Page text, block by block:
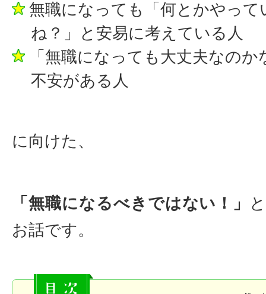
無職になっても「何とかやって
ね？」と安易に考えている人
「無職になっても大丈夫なの
不安がある人
に向けた、
「無職になるべきではない！」
お話です。